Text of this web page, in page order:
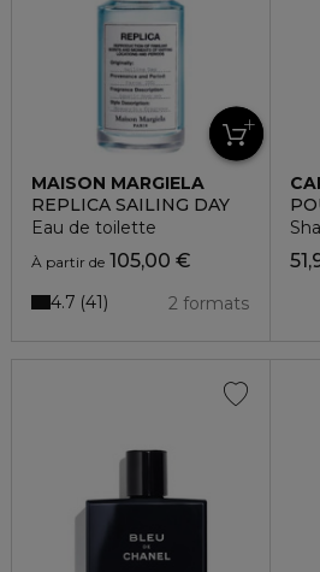
MAISON MARGIELA
REPLICA SAILING DAY
Eau de toilette
À partir de 105,00 €
2 formats
4.7 41